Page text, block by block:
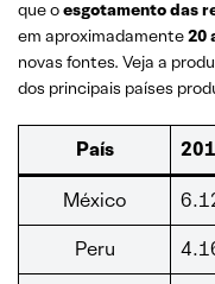
que oesgotamento das
em aproximadamente20
novas fontes. Veja a
dos principais países
País
México
Peru